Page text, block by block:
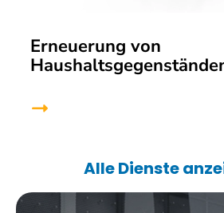
Erneuerung von
Alle Dienste